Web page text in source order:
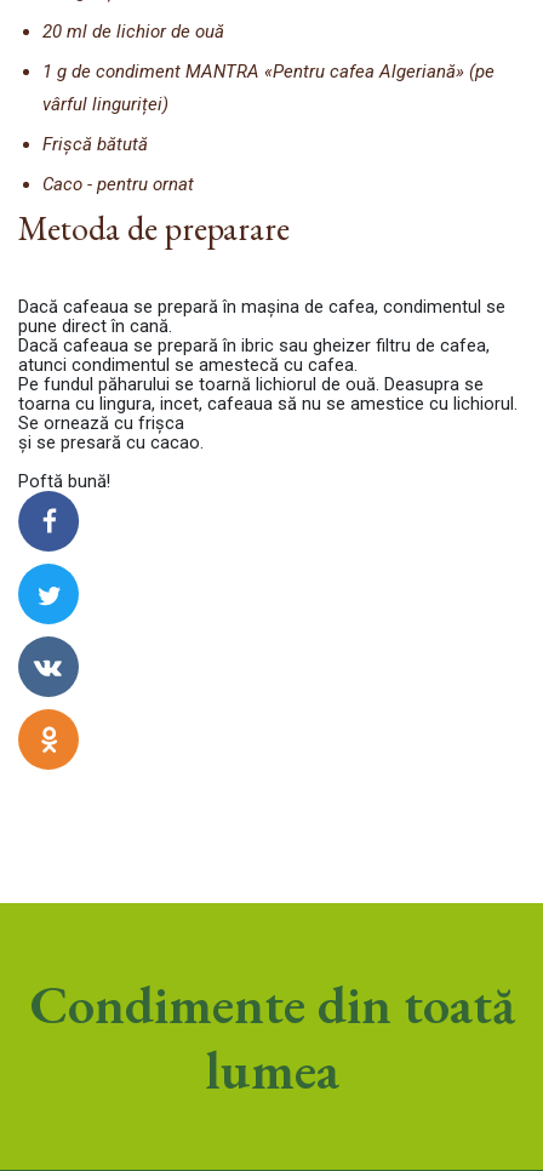
20 ml de lichior de ouă
1 g de condiment MANTRA «Pentru cafea Algeriană» (pe
vârful linguriței)
Frișcă bătută
Caco - pentru ornat
Metoda de preparare
Dacă cafeaua se prepară în mașina de cafea, condimentul se
pune direct în cană.
Dacă cafeaua se prepară în ibric sau gheizer filtru de cafea,
atunci condimentul se amestecă cu cafea.
Pe fundul păharului se toarnă lichiorul de ouă. Deasupra se
toarna cu lingura, incet, cafeaua să nu se amestice cu lichiorul.
Se ornează cu frișca
și se presară cu cacao.
Poftă bună!
Condimente din toată
lumea